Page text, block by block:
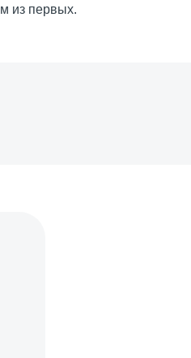
из первых.